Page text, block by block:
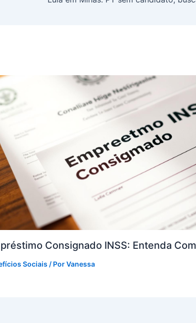
Consignado INSS: Entenda
Sociais / PorVanessa